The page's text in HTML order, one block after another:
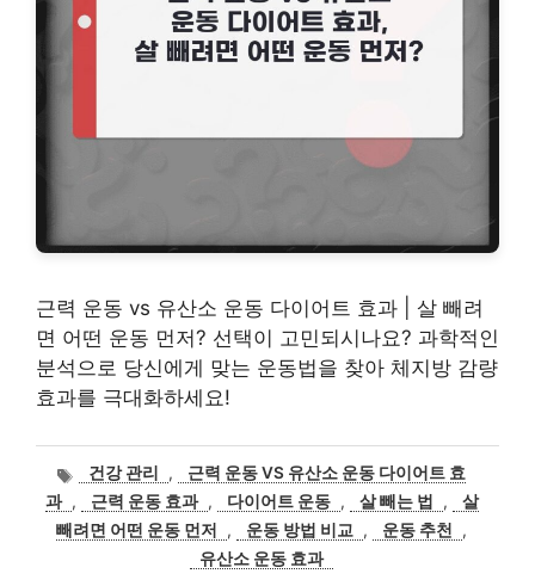
근력 운동 vs 유산소 운동 다이어트 효과 | 살 빼려
면 어떤 운동 먼저? 선택이 고민되시나요? 과학적인
분석으로 당신에게 맞는 운동법을 찾아 체지방 감량
효과를 극대화하세요!
태
그
건강 관리 ,
근력 운동 VS 유산소 운동 다이어트 효
과 , 근력 운동 효과 , 다이어트 운동 , 살 빼는 법 ,
살
빼려면 어떤 운동 먼저
, 운동 방법 비교 , 운동 추천
,
유산소 운동 효과